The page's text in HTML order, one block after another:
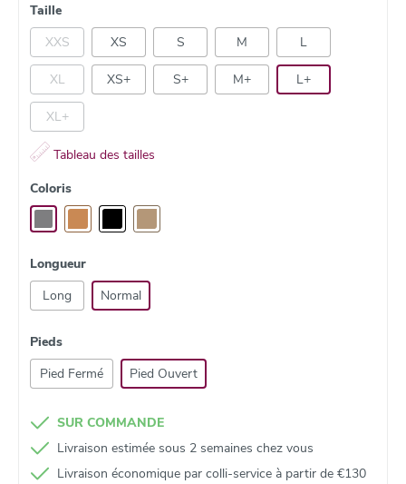
Ajouter un bord
Raccourcir les orteils fermés (préciser la pointure)
Raccourcir la hauteur (préciser le nombre de cm à retirer -
max. 5 cm)
Taille
XXS
XS S M L
XL XS+ S+ M+ L+
XL+
Tableau des tailles
Coloris
Longueur
Long
Normal
Pieds
Pied Fermé
Pied Ouvert
SUR COMMANDE
Livraison estimée sous 2 semaines chez vous
Livraison économique par colli‑service à partir de €130